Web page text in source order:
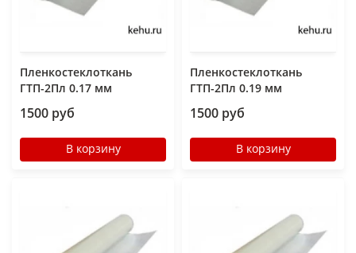
Пленкостеклоткань
ГТП-2Пл 0.17 мм
1500 руб
В корзину
Пленкостеклоткань
ГТП-2Пл 0.19 мм
1500 руб
В корзину